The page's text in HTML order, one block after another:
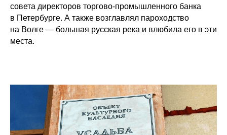
совета директоров торгово-промышленного банка
в Петербурге. А также возглавлял пароходство
на Волге — большая русская река и влюбила его в эти
места.